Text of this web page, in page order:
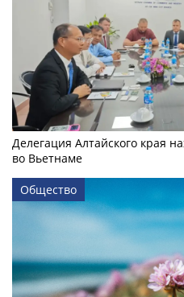
Делегация Алтайского края
во Вьетнаме
Общество